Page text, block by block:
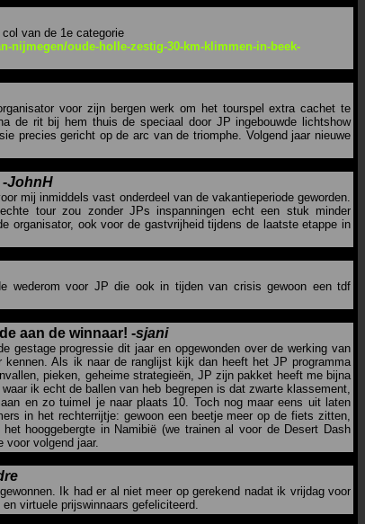
van de 1e categorie
nijmegen/oude-holle-zestig-30-km-klimmen-in-beek-
voor zijn bergen werk om het tourspel extra cachet te
de rit bij hem thuis de speciaal door JP ingebouwde lichtshow
precies gericht op de arc van de triomphe. Volgend jaar nieuwe
JohnH
mij inmiddels vast onderdeel van de vakantieperiode geworden.
tour zou zonder JPs inspanningen echt een stuk minder
organisator, ook voor de gastvrijheid tijdens de laatste etappe in
wederom voor JP die ook in tijden van crisis gewoon een tdf
aan de winnaar! -sjani
gestage progressie dit jaar en opgewonden over de werking van
kennen. Als ik naar de ranglijst kijk dan heeft het JP programma
pieken, geheime strategieën, JP zijn pakket heeft me bijna
ik echt de ballen van heb begrepen is dat zwarte klassement,
en zo tuimel je naar plaats 10. Toch nog maar eens uit laten
in het rechterrijtje: gewoon een beetje meer op de fiets zitten,
hooggebergte in Namibië (we trainen al voor de Desert Dash
voor volgend jaar.
Ik had er al niet meer op gerekend nadat ik vrijdag voor
virtuele prijswinnaars gefeliciteerd.